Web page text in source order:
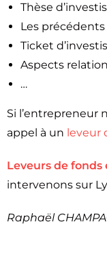
Thèse
Les précédents
Ticket
Aspects
…
Si l’entrepreneur
appel à un leveur
Leveurs de fonds
intervenons sur
Raphaël